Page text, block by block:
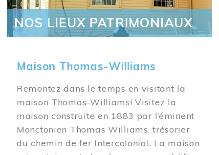
NOS LIEUX PATRIMONIAUX
Maison Thomas-Williams
Remontez dans le temps en visitant la
maison Thomas-Williams! Visitez la
maison construite en 1883 par l’éminent
Monctonien Thomas Williams, trésorier
du chemin de fer Intercolonial. La maison